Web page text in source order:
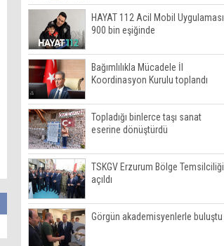
HAYAT 112 Acil Mobil Uygulaması
900 bin eşiğinde
Bağımlılıkla Mücadele İl
Koordinasyon Kurulu toplandı
Topladığı binlerce taşı sanat
eserine dönüştürdü
TSKGV Erzurum Bölge Temsilciliği
açıldı
Görgün akademisyenlerle buluştu